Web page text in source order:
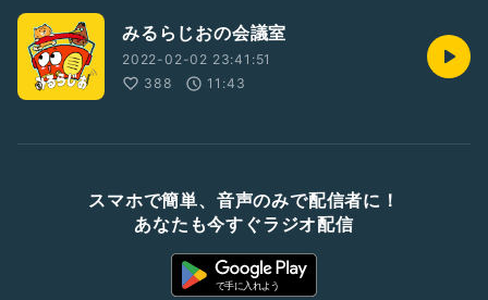
みるらじおの会議室
2022-02-02 23:41:51
388
11:43
スマホで簡単、音声のみで配信者に！
あなたも今すぐラジオ配信